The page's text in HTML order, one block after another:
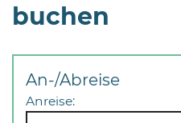
buchen
An-/Abreise
Anreise: